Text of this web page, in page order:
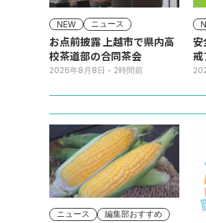
NEW ニュース
お点前披露 上越市で県内高
校茶道部の合同茶会
2026年8月8日 - 2時間前
安
戒
ラ
ニュース 編集部おすすめ